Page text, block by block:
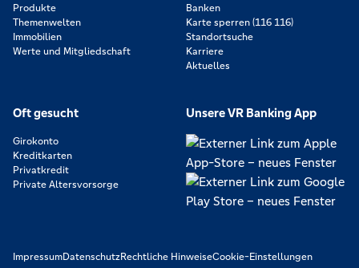
Produkte
Themenwelten
Immobilien
Werte und Mitgliedschaft
Banken
Karte sperren (116 116)
Standortsuche
Karriere
Aktuelles
Oft gesucht
Girokonto
Kreditkarten
Privatkredit
Private Altersvorsorge
Unsere VR Banking App
ImpressumDatenschutzRechtliche HinweiseCookie-Einstellungen